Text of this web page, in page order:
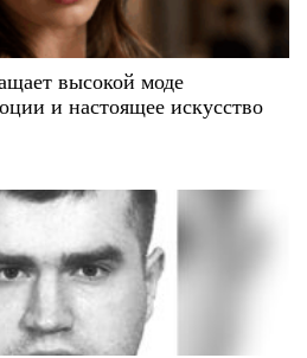
высокой моде
и настоящее искусство